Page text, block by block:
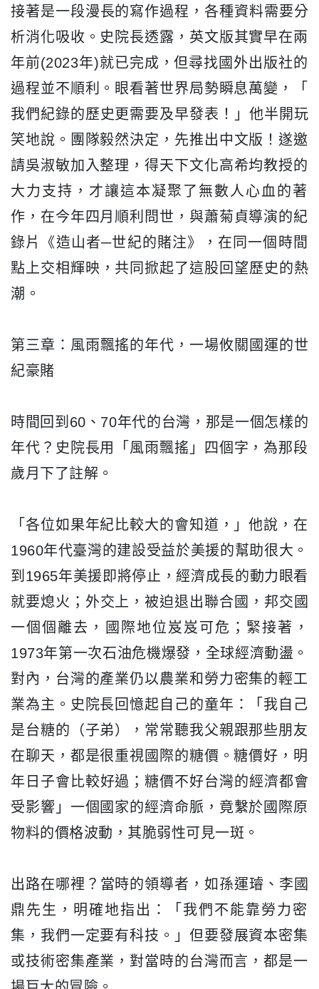
接著是一段漫長的寫作過程，各種資料需要分
析消化吸收。 史院長透露，英文版其實早在兩
年前(2023年)就已完成，但尋找國外出版社的
過程並不順利。眼看著世界局勢瞬息萬變，「
我們紀錄的歷史更需要及早發表！」他半開玩
笑地說。 團隊毅然決定，先推出中文版！遂邀
請吳淑敏加入整理，得天下文化高希均教授的
大力支持， 才讓這本凝聚了無數人心血的著
作，在今年四月順利問世， 與蕭菊貞導演的紀
錄片《造山者─世紀的賭注》， 在同一個時間
點上交相輝映，共同掀起了這股回望歷史的熱
潮。
第三章：風雨飄搖的年代，一場攸關國運的世
紀豪賭
時間回到60、70年代的台灣，那是一個怎樣的
年代？史院長用「 風雨飄搖」四個字，為那段
歲月下了註解。
「各位如果年紀比較大的會知道，」他說， 在
1960年代臺灣的建設受益於美援的幫助很大。
到1965年美援即將停止，經濟成長的動力眼看
就要熄火； 外交上，被迫退出聯合國，邦交國
一個個離去，國際地位岌岌可危； 緊接著，
1973年第一次石油危機爆發，全球經濟動盪。
對內， 台灣的產業仍以農業和勞力密集的輕工
業為主。 史院長回憶起自己的童年：「我自己
是台糖的（子弟）， 常常聽我父親跟那些朋友
在聊天，都是很重視國際的糖價。糖價好， 明
年日子會比較好過；糖價不好台灣的經濟都會
受影響」 一個國家的經濟命脈，竟繫於國際原
物料的價格波動， 其脆弱性可見一斑。
出路在哪裡？當時的領導者，如孫運璿、李國
鼎先生，明確地指出：
「我們不能靠勞力密
集，我們一定要有科技。」 但要發展資本密集
或技術密集產業，對當時的台灣而言，都是一